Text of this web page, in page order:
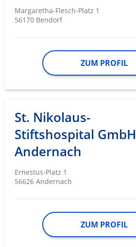
Margaretha-Flesch-Platz 1
56170 Bendorf
ZUM PROFIL
St. Nikolaus-
Stiftshospital GmbH
Andernach
Ernestus-Platz 1
56626 Andernach
ZUM PROFIL
Funktional
Werbung